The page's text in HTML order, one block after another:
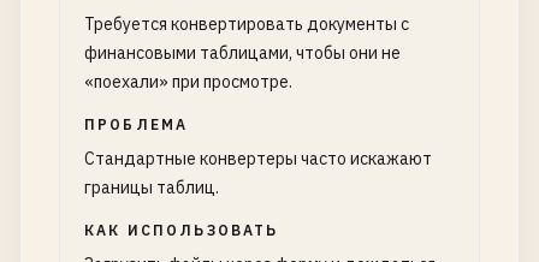
Требуется конвертировать документы с
финансовыми таблицами, чтобы они не
«поехали» при просмотре.
ПРОБЛЕМА
Стандартные конвертеры часто искажают
границы таблиц.
КАК ИСПОЛЬЗОВАТЬ